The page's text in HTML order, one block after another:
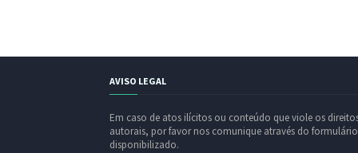
AVISO LEGAL
Em caso de atos ilícitos ou conteúdo que viole os
autorais, por favor nos comunique através do formulário
disponibilizado.